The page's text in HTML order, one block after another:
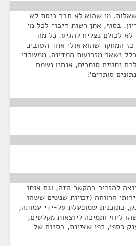
מי שהוא לא חבר כנסת לא
בסוף, אתן רשות דיבור לכל מי
לכולם נצליח להגיע. כל מה
המחקר שהוא אולי אחד הטובים
נשאב מזרועות המדינה, ממשרדי
נתונים סותרים, אנחנו נשמח
סותרים?
להזכיר בהקשר הזה, וגם אותו
הרווחה (זכויות שנשים ששהו
בתוכנית שמופעלת על-ידי עמותה,
ליווי ותמיכה ליוצאות מקלטים,
כספי, כפי שציינת, בסכום של